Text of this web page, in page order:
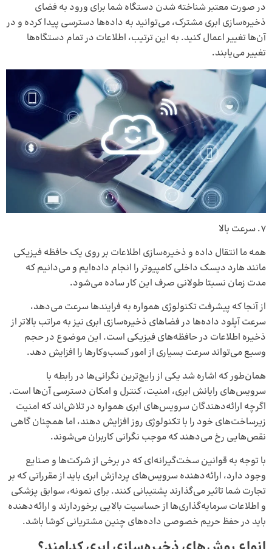
در صورت معتبر شناخته شدن دستگاه شما برای ورود به فضای
ذخیره‌سازی ابری مشترک، می‌توانید به داده‌ها دسترسی پیدا کرده و در
آن‌ها تغییر اعمال کنید. به ‌این ‌ترتیب، اطلاعات در تمام دستگاه‌ها
تغییر می‌یابند.
سرعت بالا
همه ما انتقال داده و ذخیره‌سازی اطلاعات بر روی یک حافظه فیزیکی
مانند هارد دیسک داخلی کامپیوتر را انجام داده‌ایم و می‌دانیم که
مدت ‌زمان نسبتا طولانی صرف این کار ساده می‌شود.
از آنجا که پیشرفت تکنولوژی همواره به فرایندها سرعت می‌دهد،
سرعت آپلود داده‌ها در فضاهای ذخیره‌سازی ابری نیز به ‌مراتب بالاتر از
ذخیره اطلاعات در حافظه‌های فیزیکی است. این موضوع در حجم
وسیع می‌تواند سرعت بسیاری از امور کسب‌وکارها را افزایش دهد.
همان‌طور که اشاره شد یکی از رایج‌ترین نگرانی‌ها در رابطه با
سرویس‌های رایانش ابری، امنیت، کنترل و امکان دسترسی آن‌ها است.
اگرچه ارائه‌دهندگان سرویس‌های ابری همواره در تلاش‌اند که امنیت
زیرساخت‌های خود را با تکنولوژی روز افزایش دهند، اما همچنان گاهی
نقص‌هایی رخ می‌دهند که موجب نگرانی کاربران می‌شوند.
با توجه به قوانین سخت‌گیرانه‌ای که در برخی از شرکت‌ها و صنایع
وجود دارد، ارائه‌دهنده سرویس‌های پردازش ابری باید از مقرراتی که بر
تجارت شما تاثیر می‌گذارند پشتیبانی کنند. برای نمونه، سوابق پزشکی
و اطلاعات سرمایه‌گذاری‌ها از حساسیت بالایی برخوردارند و ارائه‌دهنده
باید در حفظ حریم خصوصی داده‌های چنین مشتریانی کوشا باشد.